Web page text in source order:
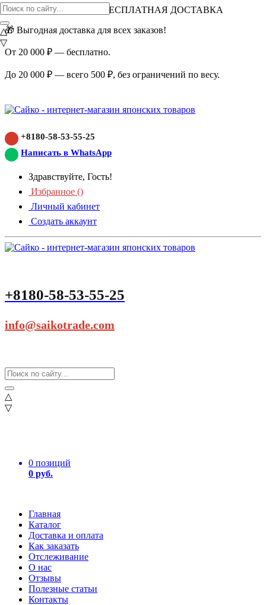
ВНИМАНИЕ АКЦИЯ!
БЕСПЛАТНАЯ ДОСТАВКА
🎁 Выгодная доставка для всех заказов!
От 20 000 ₽ — бесплатно.
До 20 000 ₽ — всего 500 ₽, без ограничений по весу.
+8180-58-53-55-25
Написать в WhatsApp
Здравствуйте, Гость!
Избранное ()
Личный кабинет
Создать аккаунт
+8180-58-53-55-25
info@saikotrade.com
△
▽
0 позиций
0 руб.
Главная
Каталог
Доставка и оплата
Как заказать
Отслеживание
О нас
Отзывы
Полезные статьи
Контакты
△
▽